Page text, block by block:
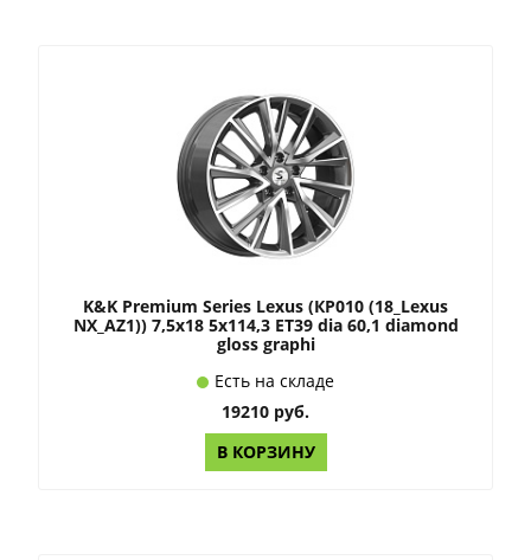
K&K Premium Series Lexus (КР010 (18_Lexus
NX_AZ1)) 7,5x18 5x114,3 ET39 dia 60,1 diamond
gloss graphi
Есть на складе
19210 руб.
В КОРЗИНУ